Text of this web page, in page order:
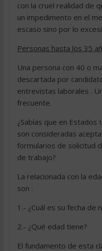
con la cruel realidad de
un impedimento en el
escaso sino por lo
Personas hasta los 35
Una persona con 40 o
descartada por
entrevistas laborales .
frecuente.
¿Sabías que en
son consideradas
formularios de solicitud
de trabajo?
La relacionada con la
son :
1.- ¿Cuál es su fecha de
2.- ¿Qué edad tiene?
El fundamento de esta